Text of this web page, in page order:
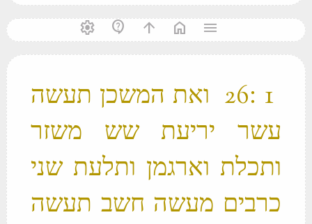
settings contact_support arrow_upward home menu
‫ 1 ׃26 ואת המשכן תעשה
עשר יריעת שש משזר
ותכלת וארגמן ותלעת שני
כרבים מעשה חשב תעשה